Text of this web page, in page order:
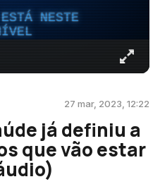
NESTE
27 mar, 2023, 12:22
já definiu a
que vão estar